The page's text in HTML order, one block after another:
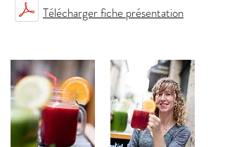
Télécharger fiche présentation